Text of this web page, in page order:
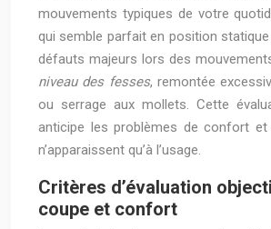
mouvements typiques de votre
qui semble parfait en position
défauts majeurs lors des
niveau des fesses, remontée
ou serrage aux mollets. Cette
anticipe les problèmes de confort et
n’apparaissent qu’à l’usage.
Critères d’évaluation
coupe et confort